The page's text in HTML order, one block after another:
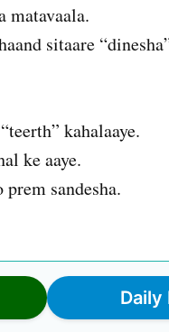
matavaala.
sitaare
kahalaaye.
ke aaye.
sandesha.
Daily